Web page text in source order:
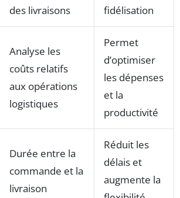
des livraisons
fidélisation
Analyse les
coûts relatifs
aux opérations
logistiques
Permet
d’optimiser
les dépenses
et la
productivité
Durée entre la
commande et la
livraison
Réduit les
délais et
augmente la